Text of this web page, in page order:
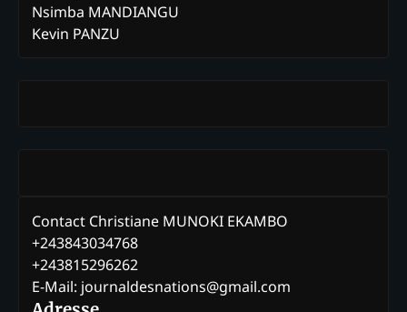
Nsimba MANDIANGU
Kevin PANZU
Contact Christiane MUNOKI EKAMBO
+243843034768
+243815296262
E-Mail: journaldesnations@gmail.com